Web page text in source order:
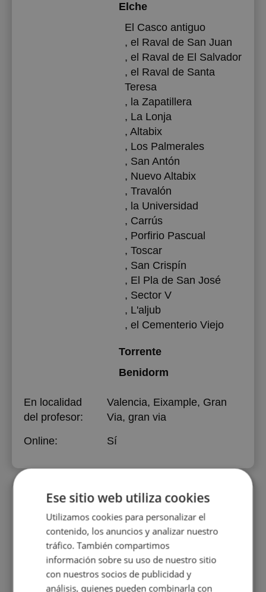
Elche
El Casco antiguo
, el Raval de San Juan
, el Raval de El Salvador
, el Raval de Santa
Teresa
, la Zapatillera
, La Lonja
, Altabix
, Los Palmerales
, San Antón
, Nuevo Altabix
, Travalón
, la Universidad
, Carrús
, Porfirio Pascual
, Toscar
, San Crispín
, El Pla de San José
, Sector V
, L'aljub
, el Cementerio Viejo
Torrente
Benidorm
En localidad
del profesor:
Valencia, Eixample, Gran
Via, gran via
Online:
Sí
Sobre mi:
Hola , puedo ser tu proxima profesora, dime
que necesitas, preparar examen ?
Educación: Universidad de Burgos
Ese sitio web utiliza cookies
Utilizamos cookies para personalizar el
contenido, los anuncios y analizar nuestro
tráfico. También compartimos
información sobre su uso de nuestro sitio
con nuestros socios de publicidad y
análisis, quienes pueden combinarla con